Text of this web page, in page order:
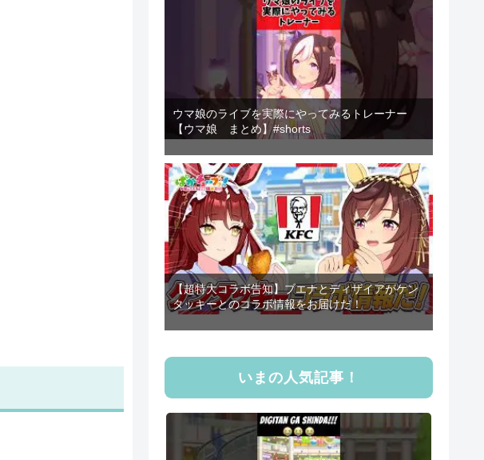
ウマ娘のライブを実際にやってみるトレーナー
【ウマ娘 まとめ】#shorts
【超特大コラボ告知】ブエナとディザイアがケン
タッキーとのコラボ情報をお届けだ！
いまの人気記事！